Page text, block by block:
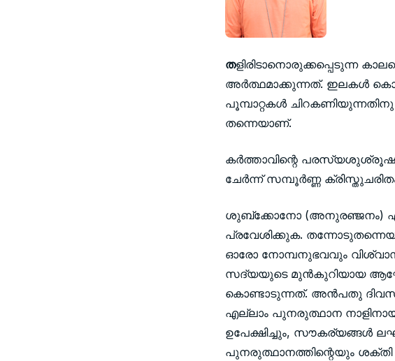
തളിരിടാനൊരുക്കപ്പെടുന്ന
അര്‍ത്ഥമാക്കുന്നത്. ഇലകള്‍
പൂമ്പാറ്റകള്‍
തന്നെയാണ്.
കര്‍ത്താവിന്റെ
ചേര്‍ന്ന് സമ്പൂര്‍ണ്ണ
ശുബ്‌ക്കോനോ (അനുരഞ്ജനം)
പ്രവേശിക്കുക.
ഓരോ നോമ്പനുഭവവും
സദ്യയുടെ മുന്‍കുറിയായ
കൊണ്ടാടുന്നത്. അന്‍പതു
എല്ലാം പുനരുത്ഥാന
ഉപേക്ഷിച്ചും, സൗകര്യങ്ങള്‍
പുനരുത്ഥാനത്തിന്റെയും ശക്തി